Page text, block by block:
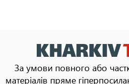
За умови повного або
матеріалів пряме